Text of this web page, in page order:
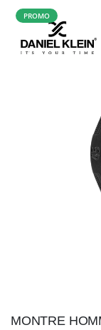
PROMO
MONTRE